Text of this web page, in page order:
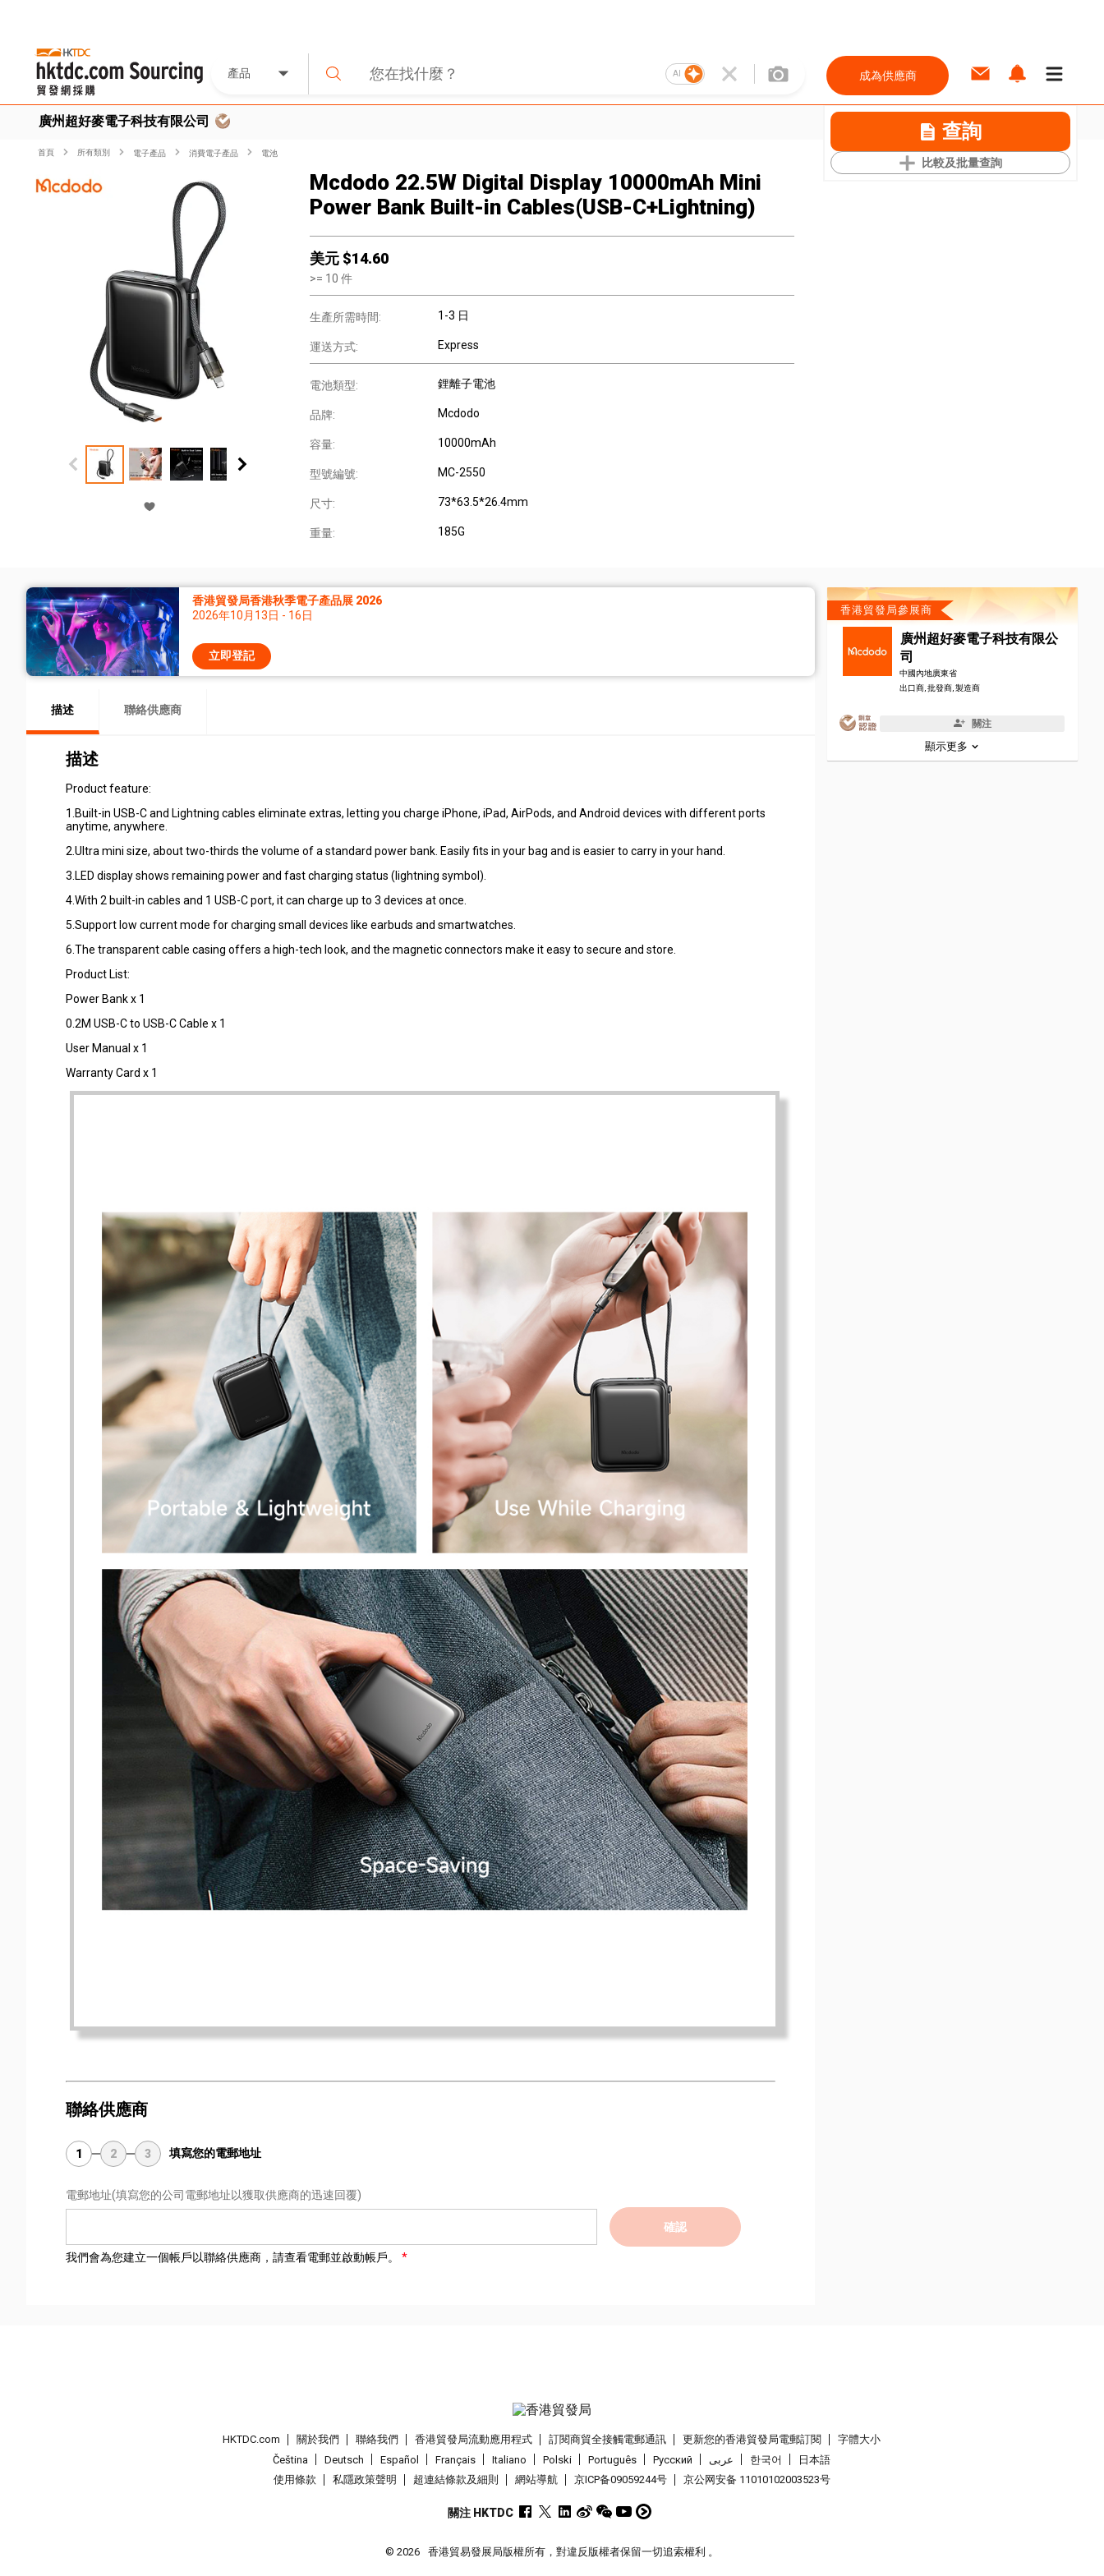
產品 AI 成為供應商
廣州超好麥電子科技有限公司 查詢
比較及批量查詢
首頁 所有類別 電子產品 消費電子產品 電池
Mcdodo 22.5W Digital Display 10000mAh Mini
Power Bank Built-in Cables(USB-C+Lightning)
美元 $14.60
>= 10 件
生產所需時間: 1-3 日
運送方式: Express
電池類型: 鋰離子電池
品牌: Mcdodo
容量: 10000mAh
型號編號: MC-2550
尺寸: 73*63.5*26.4mm
重量: 185G
香港貿發局香港秋季電子產品展 2026
2026年10月13日 - 16日
立即登記
描述 聯絡供應商
描述
Product feature:
1.Built-in USB-C and Lightning cables eliminate extras, letting you charge iPhone, iPad, AirPods, and Android devices with different ports
anytime, anywhere.
2.Ultra mini size, about two-thirds the volume of a standard power bank. Easily fits in your bag and is easier to carry in your hand.
3.LED display shows remaining power and fast charging status (lightning symbol).
4.With 2 built-in cables and 1 USB-C port, it can charge up to 3 devices at once.
5.Support low current mode for charging small devices like earbuds and smartwatches.
6.The transparent cable casing offers a high-tech look, and the magnetic connectors make it easy to secure and store.
Product List:
Power Bank x 1
0.2M USB-C to USB-C Cable x 1
User Manual x 1
Warranty Card x 1
聯絡供應商
1 2 3 填寫您的電郵地址
電郵地址(填寫您的公司電郵地址以獲取供應商的迅速回覆)
確認
我們會為您建立一個帳戶以聯絡供應商，請查看電郵並啟動帳戶。
香港貿發局參展商
廣州超好麥電子科技有限公
司
中國內地廣東省
出口商, 批發商, 製造商
關注
顯示更多
HKTDC.com 關於我們 聯絡我們 香港貿發局流動應用程式 訂閱商貿全接觸電郵通訊 更新您的香港貿發局電郵訂閱
字體大小
Čeština
Deutsch Español Français Italiano Polski Português Pусский عربى 한국어
日本語
使用條款
私隱政策聲明 超連結條款及細則 網站導航 京ICP备09059244号 京公网安备 11010102003523号
關注 HKTDC
© 2026 香港貿易發展局版權所有，對違反版權者保留一切追索權利 。